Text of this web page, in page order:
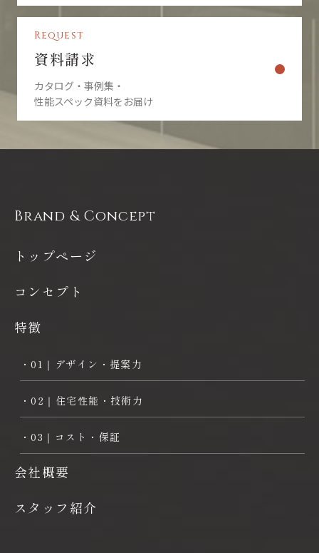
Request
資料請求
カタログ・事例集・
性能スペック資料をお届け
Brand & Concept
トップページ
コンセプト
特徴
・01｜デザイン・提案力
・02｜住宅性能・技術力
・03｜コスト・保証
会社概要
スタッフ紹介